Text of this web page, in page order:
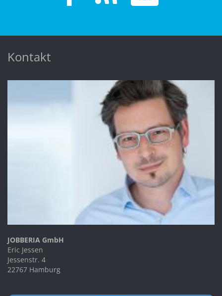
Kontakt
JOBBERIA GmbH
Eric Jessen
Jessenstr. 4
22767 Hamburg